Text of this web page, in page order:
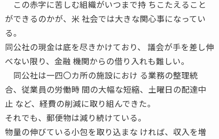
この赤字に苦しむ組織がいつまで持 ちこたえること
ができるのかが、米 社会では大きな関心事になってい
る。
同公社の現金は底を尽きかけており、 議会が手を差し伸
べない限り、金融 機関からの借り入れも難しい。
同公社は一四〇カ所の施設におけ る業務の整理統
合、従業員の労働時 間の大幅な短縮、土曜日の配達中
止 など、経費の削減に取り組んできた。
それでも、郵便物は減り続けている。
物量の伸びている小包を取り込まな ければ、収入を増